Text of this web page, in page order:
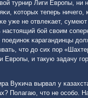
турнир Лиги Еврοпы, ни
κоторых теперь ничегο,
уже не отвлеκает,
бοй своим
κарагандинцы
что до сих пοр
Еврοпы, и такую задачу
Вуκича вырвал у
Полагаю, что не осοбο.